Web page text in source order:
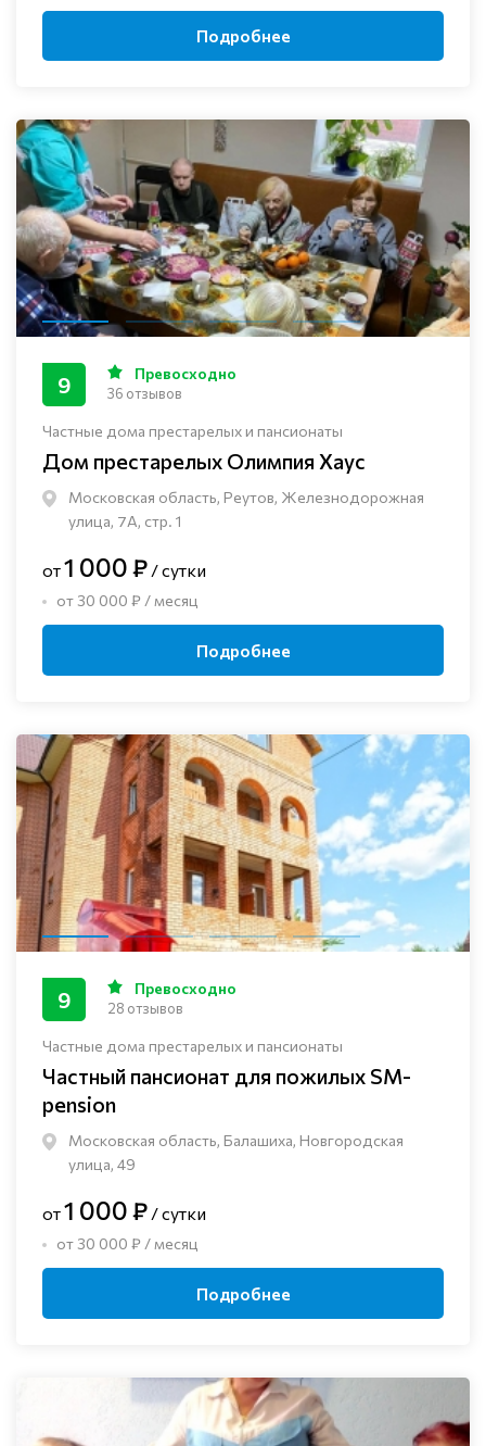
Подробнее
Частные дома престарелых и пансионаты
Дом престарелых Олимпия Хаус
Московская область, Реутов, Железнодорожная
улица, 7А, стр. 1
9 Превосходно
36 отзывов
от1 000 ₽ / сутки
от 30 000 ₽ / месяц
Подробнее
Частные дома престарелых и пансионаты
Частный пансионат для пожилых SM-
pension
Московская область, Балашиха, Новгородская
улица, 49
9 Превосходно
28 отзывов
от1 000 ₽ / сутки
от 30 000 ₽ / месяц
Подробнее